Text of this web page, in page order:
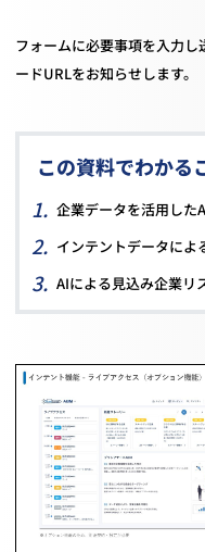
フォームに必要事項を入力
ードURLをお知らせします。
この資料でわかる
企業データを活用した
インテントデータによ
AIによる見込み企業リ